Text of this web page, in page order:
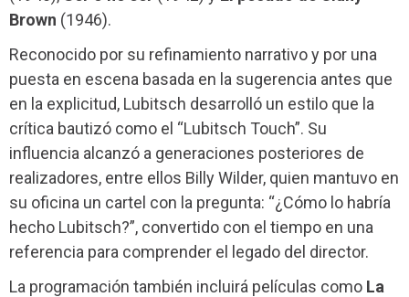
Brown (1946).
Reconocido por su refinamiento narrativo y por una
puesta en escena basada en la sugerencia antes que
en la explicitud, Lubitsch desarrolló un estilo que la
crítica bautizó como el “Lubitsch Touch”. Su
influencia alcanzó a generaciones posteriores de
realizadores, entre ellos Billy Wilder, quien mantuvo en
su oficina un cartel con la pregunta: “¿Cómo lo habría
hecho Lubitsch?”, convertido con el tiempo en una
referencia para comprender el legado del director.
La programación también incluirá películas como La